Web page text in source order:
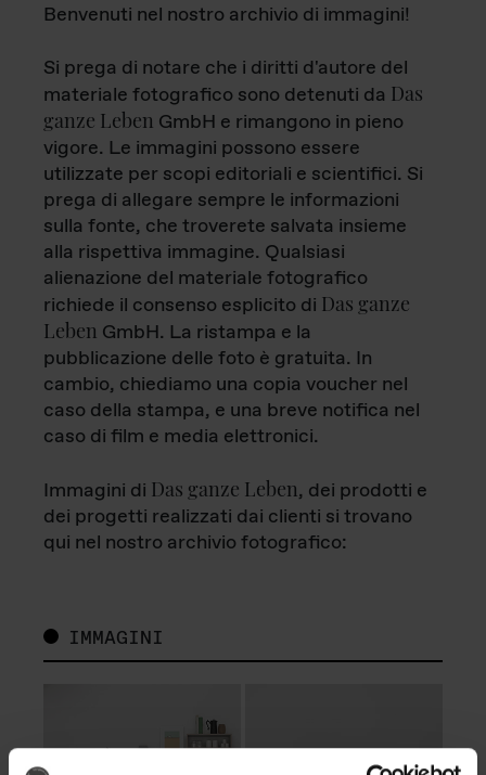
Benvenuti nel nostro archivio di immagini!
Si prega di notare che i diritti d'autore del
materiale fotografico sono detenuti da Das
ganze Leben GmbH e rimangono in pieno
vigore. Le immagini possono essere
utilizzate per scopi editoriali e scientifici. Si
prega di allegare sempre le informazioni
sulla fonte, che troverete salvata insieme
alla rispettiva immagine. Qualsiasi
alienazione del materiale fotografico
richiede il consenso esplicito di Das ganze
Leben GmbH. La ristampa e la
pubblicazione delle foto è gratuita. In
cambio, chiediamo una copia voucher nel
caso della stampa, e una breve notifica nel
caso di film e media elettronici.
Immagini di Das ganze Leben, dei prodotti e
dei progetti realizzati dai clienti si trovano
qui nel nostro archivio fotografico:
IMMAGINI